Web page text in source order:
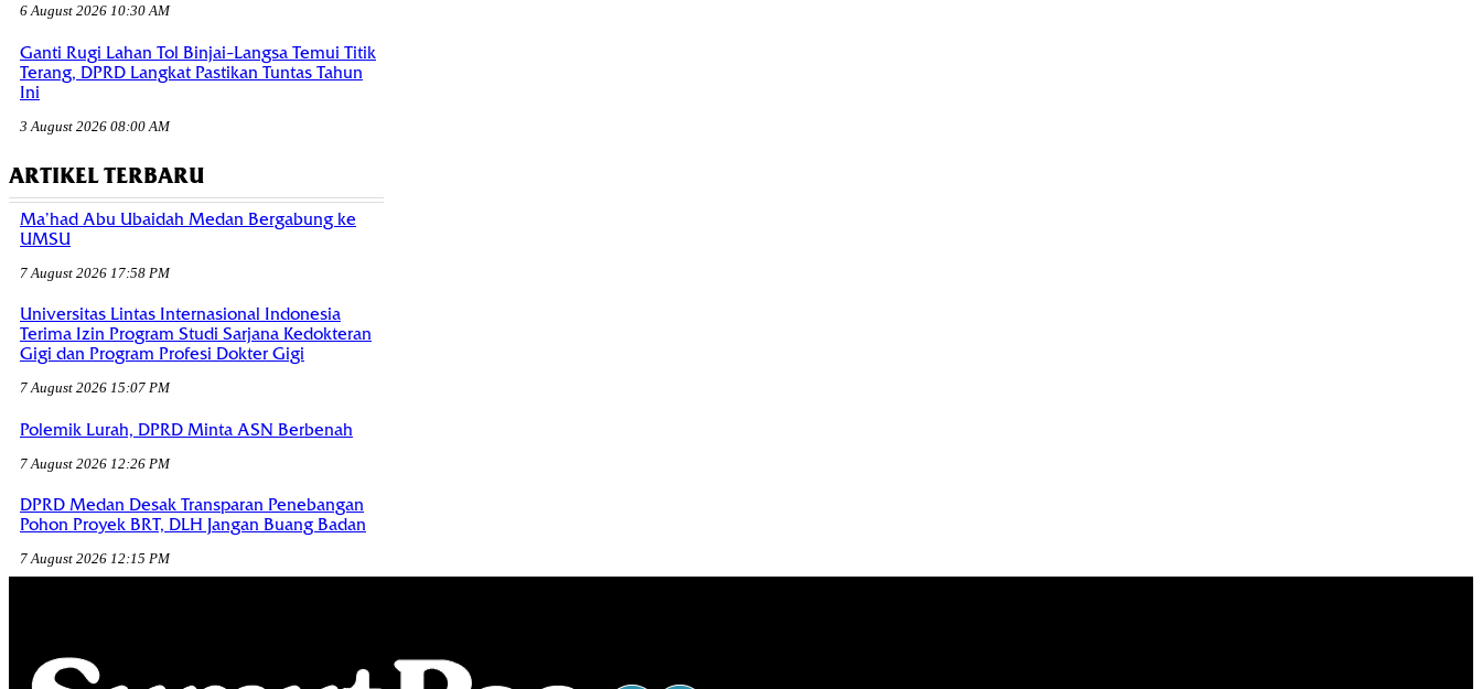
6 August 2026 10:30 AM
Ganti Rugi Lahan Tol Binjai–Langsa Temui Titik
Terang, DPRD Langkat Pastikan Tuntas Tahun
Ini
3 August 2026 08:00 AM
ARTIKEL TERBARU
Ma’had Abu Ubaidah Medan Bergabung ke
UMSU
7 August 2026 17:58 PM
Universitas Lintas Internasional Indonesia
Terima Izin Program Studi Sarjana Kedokteran
Gigi dan Program Profesi Dokter Gigi
7 August 2026 15:07 PM
Polemik Lurah, DPRD Minta ASN Berbenah
7 August 2026 12:26 PM
DPRD Medan Desak Transparan Penebangan
Pohon Proyek BRT, DLH Jangan Buang Badan
7 August 2026 12:15 PM